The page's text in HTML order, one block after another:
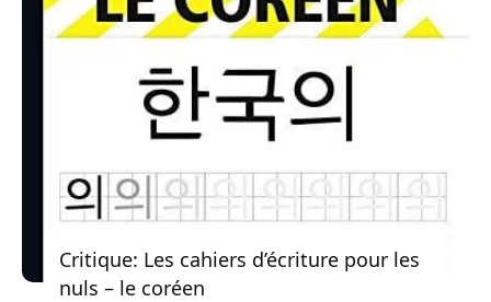
Critique: Les cahiers d’écriture pour les
nuls – le coréen